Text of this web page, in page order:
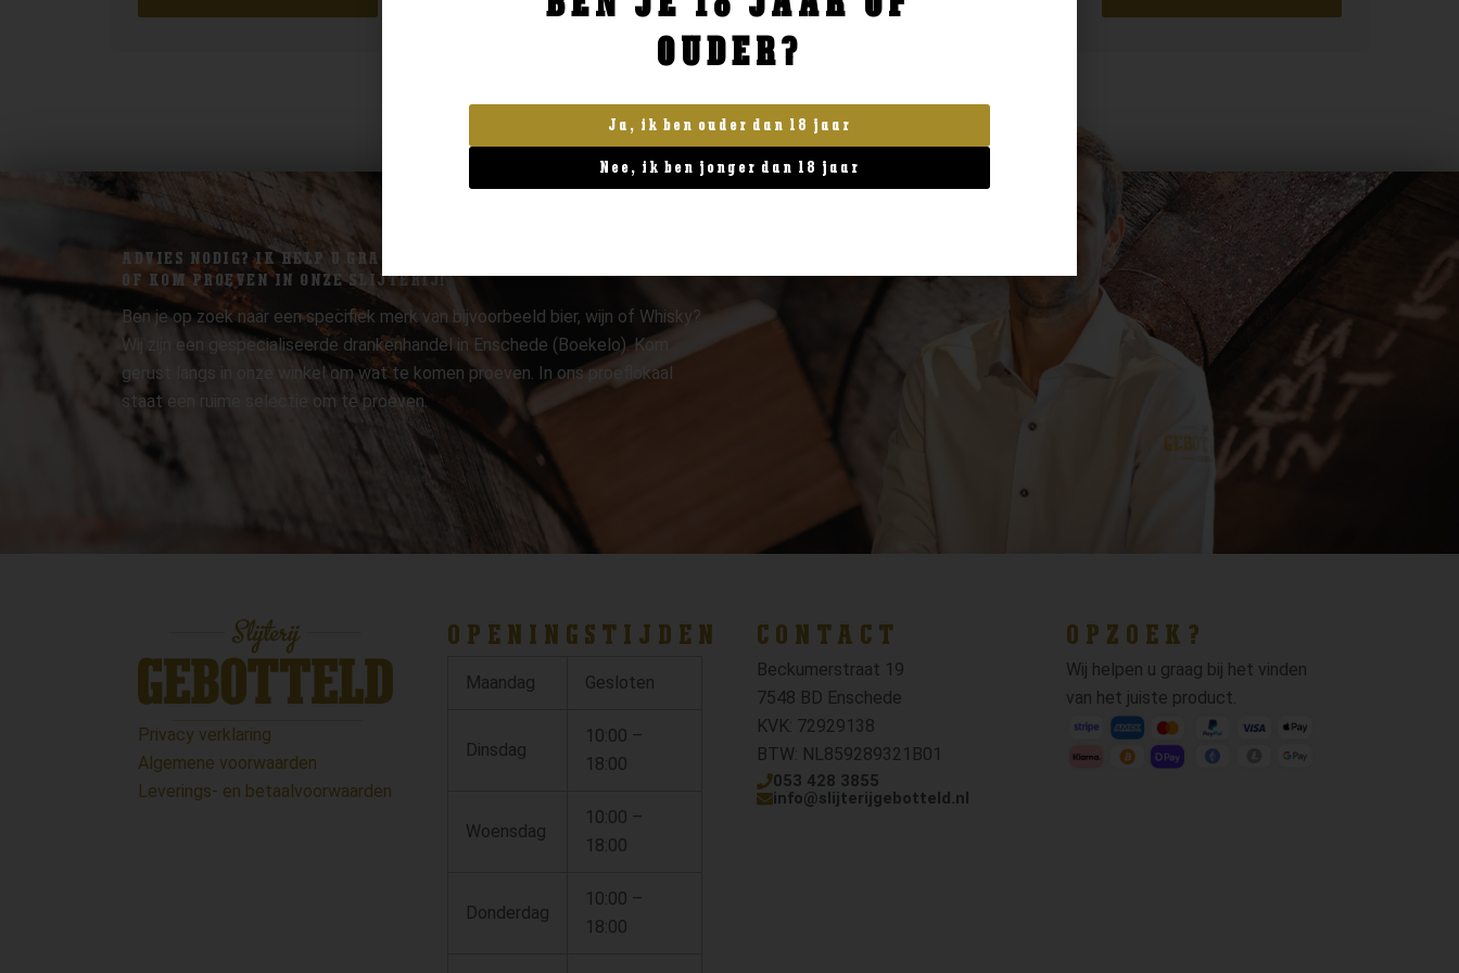
ADVIES NODIG? IK HELP U GRAAG.
OF KOM PROEVEN IN ONZE SLIJTERIJ!
Ben je op zoek naar een specifiek merk van bijvoorbeeld bier, wijn of Whisky?
Wij zijn een gespecialiseerde drankenhandel in Enschede (Boekelo). Kom
gerust langs in onze winkel om wat te komen proeven. In ons proeflokaal
staat een ruime selectie om te proeven.
Privacy verklaring
Algemene voorwaarden
Leverings- en betaalvoorwaarden
OPENINGSTIJDEN
Maandag Gesloten
Dinsdag
10:00 –
18:00
Woensdag
10:00 –
18:00
Donderdag
10:00 –
18:00
CONTACT
Beckumerstraat 19
7548 BD Enschede
KVK: 72929138
BTW: NL859289321B01
053 428 3855
info@slijterijgebotteld.nl
OPZOEK?
Wij helpen u graag bij het vinden
van het juiste product.
OUDER?
Ja, ik ben ouder dan 18 jaar
Nee, ik ben jonger dan 18 jaar